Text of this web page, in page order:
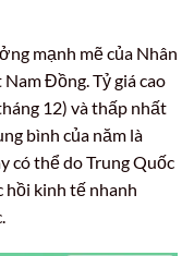
mạnh mẽ của Nhân
Đồng. Tỷ giá cao
12) và thấp nhất
bình của năm là
có thể do Trung Quốc
hồi kinh tế nhanh